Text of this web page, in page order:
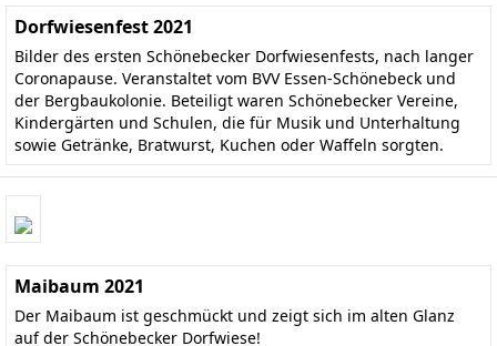
Dorfwiesenfest 2021
Bilder des ersten Schönebecker Dorfwiesenfests, nach langer
Coronapause. Veranstaltet vom BVV Essen-Schönebeck und
der Bergbaukolonie. Beteiligt waren Schönebecker Vereine,
Kindergärten und Schulen, die für Musik und Unterhaltung
sowie Getränke, Bratwurst, Kuchen oder Waffeln sorgten.
Maibaum 2021
Der Maibaum ist geschmückt und zeigt sich im alten Glanz
auf der Schönebecker Dorfwiese!